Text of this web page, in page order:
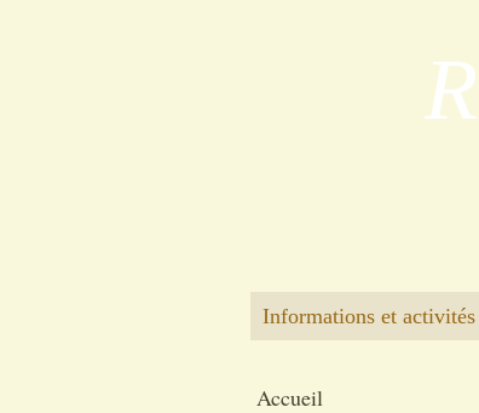
R
Informations et activités
Accueil